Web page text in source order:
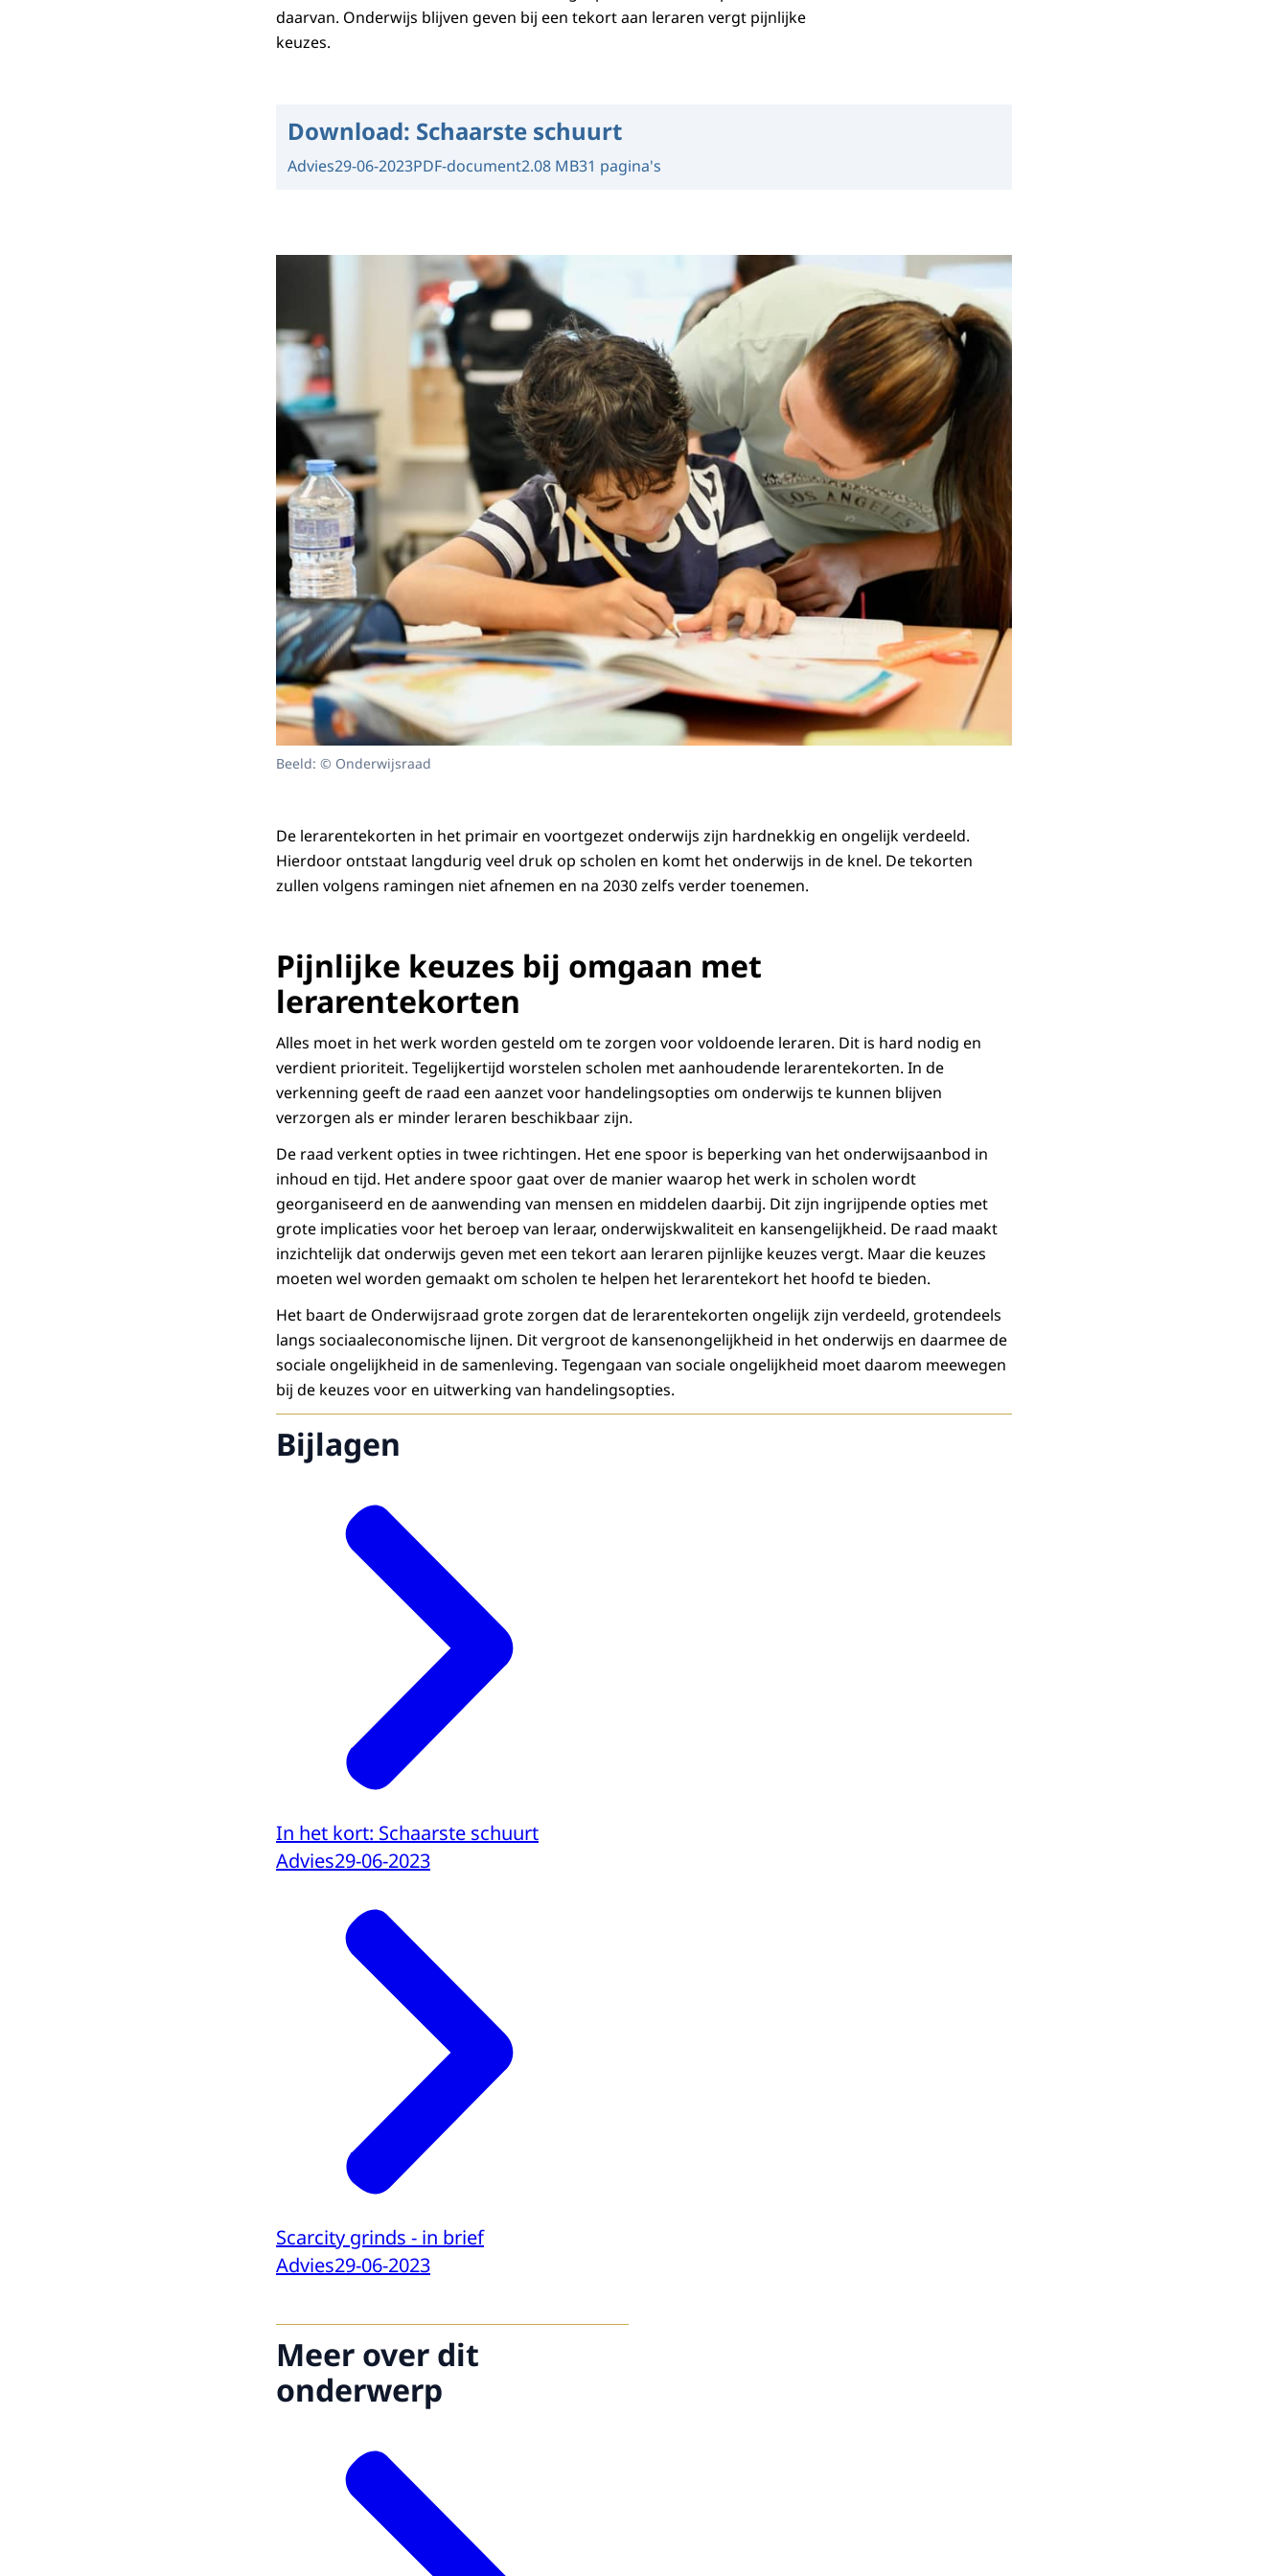
daarvan. Onderwijs blijven geven bij een tekort aan leraren vergt pijnlijke
keuzes.
Download: Schaarste schuurt
Advies29-06-2023PDF-document2.08 MB31 pagina's
Beeld: © Onderwijsraad
De lerarentekorten in het primair en voortgezet onderwijs zijn hardnekkig en ongelijk verdeeld.
Hierdoor ontstaat langdurig veel druk op scholen en komt het onderwijs in de knel. De tekorten
zullen volgens ramingen niet afnemen en na 2030 zelfs verder toenemen.
Pijnlijke keuzes bij omgaan met
lerarentekorten
Alles moet in het werk worden gesteld om te zorgen voor voldoende leraren. Dit is hard nodig en
verdient prioriteit. Tegelijkertijd worstelen scholen met aanhoudende lerarentekorten. In de
verkenning geeft de raad een aanzet voor handelingsopties om onderwijs te kunnen blijven
verzorgen als er minder leraren beschikbaar zijn.
De raad verkent opties in twee richtingen. Het ene spoor is beperking van het onderwijsaanbod in
inhoud en tijd. Het andere spoor gaat over de manier waarop het werk in scholen wordt
georganiseerd en de aanwending van mensen en middelen daarbij. Dit zijn ingrijpende opties met
grote implicaties voor het beroep van leraar, onderwijskwaliteit en kansengelijkheid. De raad maakt
inzichtelijk dat onderwijs geven met een tekort aan leraren pijnlijke keuzes vergt. Maar die keuzes
moeten wel worden gemaakt om scholen te helpen het lerarentekort het hoofd te bieden.
Het baart de Onderwijsraad grote zorgen dat de lerarentekorten ongelijk zijn verdeeld, grotendeels
langs sociaaleconomische lijnen. Dit vergroot de kansenongelijkheid in het onderwijs en daarmee de
sociale ongelijkheid in de samenleving. Tegengaan van sociale ongelijkheid moet daarom meewegen
bij de keuzes voor en uitwerking van handelingsopties.
Bijlagen
In het kort: Schaarste schuurt
Advies29-06-2023
Scarcity grinds - in brief
Advies29-06-2023
Meer over dit
onderwerp